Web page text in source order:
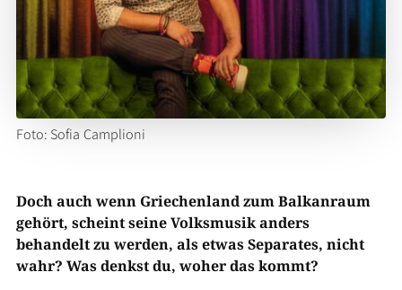
Foto: Sofia Camplioni
Doch auch wenn Griechenland zum Balkanraum
gehört, scheint seine Volksmusik anders
behandelt zu werden, als etwas Separates, nicht
wahr? Was denkst du, woher das kommt?